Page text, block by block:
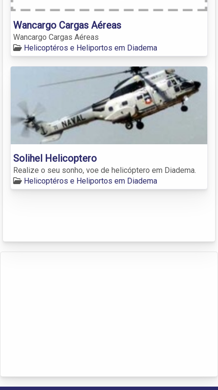
Wancargo Cargas Aéreas
Wancargo Cargas Aéreas
Helicoptéros e Heliportos em Diadema
Solihel Helicoptero
Realize o seu sonho, voe de helicóptero em Diadema.
Helicoptéros e Heliportos em Diadema